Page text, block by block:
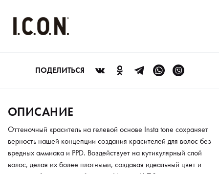
ПОДЕЛИТЬСЯ
ОПИСАНИЕ
Оттеночный краситель на гелевой основе Insta tone сохраняет
верность нашей концепции создания красителей для волос без
вредных аммиака и PPD. Воздействует на кутикулярный слой
волос, делая их более плотными, создавая идеальный цвет и